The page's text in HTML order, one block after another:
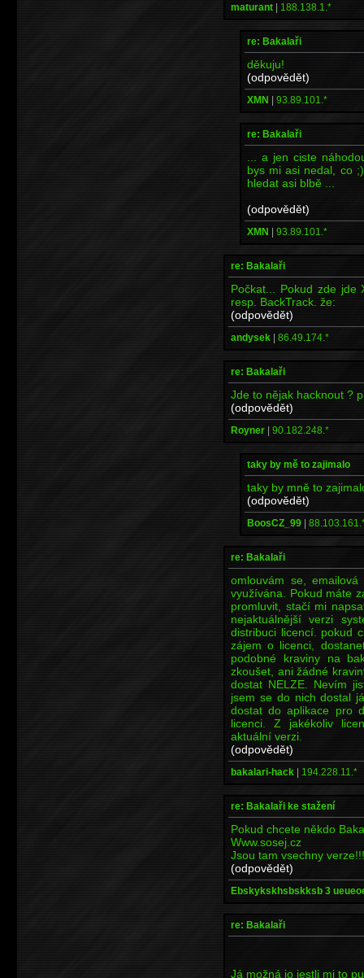
maturant | 188.138.1.*
re: Bakalaři
děkuju!
(odpovědět)
XMN | 93.89.101.*
re: Bakalaři
... a jen ciste
bys mi asi nedal, co
hledat asi blbě ...
(odpovědět)
XMN | 93.89.101.*
re: Bakalaři
Počkat... Pokud zde
resp. BackTrack. že:
(odpovědět)
andysek | 86.49.174.*
re: Bakalaři
Jde to nějak hacknout ?
(odpovědět)
Royner | 90.182.248.*
taky by mě to zajimalo
taky by mně to
(odpovědět)
BoosCZ_99 |
re: Bakalaři
omlouvám se, emailová
využívána. Pokud máte
promluvit, stačí mi
nejaktuálnější verzi
distribuci licencí. pokud
zájem o licenci,
podobné kraviny na
zkoušet, ani žádné
dostat NELZE. Nevím
jsem se do nich dostal
dostat do aplikace pro
licenci. Z jakékoliv
aktuální verzi.
(odpovědět)
bakalari-hack | 194.228.11.*
re: Bakalaři ke stažení
Pokud chcete někdo
Www.sosej.cz
Jsou tam vsechny verze!!!
(odpovědět)
Ebskykskhsbskksb 3
re: Bakalaři
Já možná jo jestli mi to